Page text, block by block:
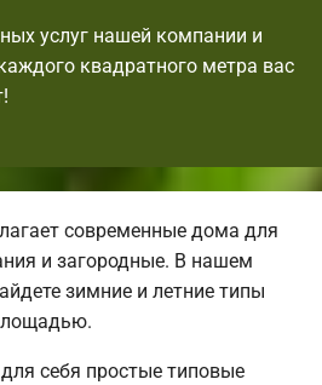
услуг нашей компании и
квадратного метра вас
современные дома для
и загородные. В нашем
зимние и летние типы
себя простые типовые